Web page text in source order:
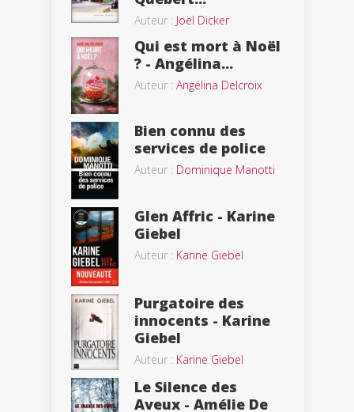
Auteur : Joël Dicker
Qui est mort à Noël
? - Angélina...
Auteur : Angélina Delcroix
Bien connu des
services de police
Auteur : Dominique Manotti
Glen Affric - Karine
Giebel
Auteur : Karine Giebel
Purgatoire des
innocents - Karine
Giebel
Auteur : Karine Giebel
Le Silence des
Aveux - Amélie De